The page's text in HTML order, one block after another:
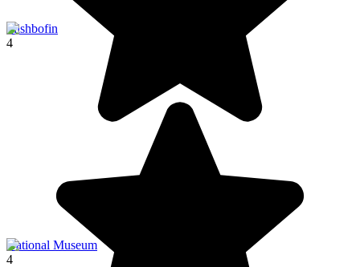
Inishbofin
4
National Museum
4